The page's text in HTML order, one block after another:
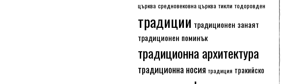
църква средновековна църква тикли тодоровден
традиции традиционен занаят
традиционен поминък
традиционна архитектура
традиционна носия традиция тракийско